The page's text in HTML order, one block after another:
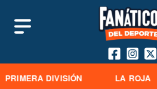
PRIMERA DIVISIÓN LA ROJA